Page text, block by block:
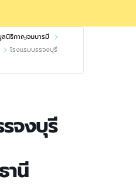
นิธิกาญจนบารมี
โรงแรมบรรจงบุรี
จงบุรี
านี